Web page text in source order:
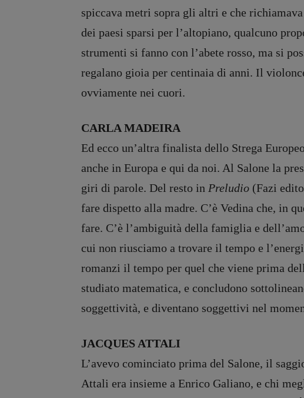
spiccava metri sopra gli altri e che
dei paesi sparsi per l’altopiano, qualcuno
strumenti si fanno con l’abete rosso, ma si
regalano gioia per centinaia di anni. Il
ovviamente nei cuori.
CARLA MADEIRA
Ed ecco un’altra finalista dello Strega
anche in Europa e qui da noi. Al Salone la
giri di parole. Del resto in Preludio (Fazi
fare dispetto alla madre. C’è Vedina che, in
fare. C’è l’ambiguità della famiglia e
cui non riusciamo a trovare il tempo e
romanzi il tempo per quel che viene prima
studiato matematica, e concludono
soggettività, e diventano soggettivi nel
JACQUES ATTALI
L’avevo cominciato prima del Salone, il
Attali era insieme a Enrico Galiano, e chi